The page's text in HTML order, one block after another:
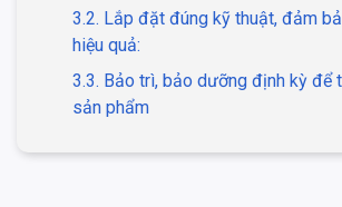
3.2. Lắp đặt đúng kỹ thuật, đảm
hiệu quả:
3.3. Bảo trì, bảo dưỡng định kỳ để
sản phẩm